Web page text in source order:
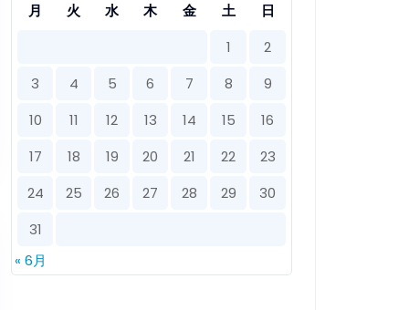
月 火 水 木 金 土
日
1
2
3
4 5 6 7 8
9
10
11 12 13 14 15
16
17
18 19 20 21 22
23
24
25 26 27 28 29
30
31
« 6月